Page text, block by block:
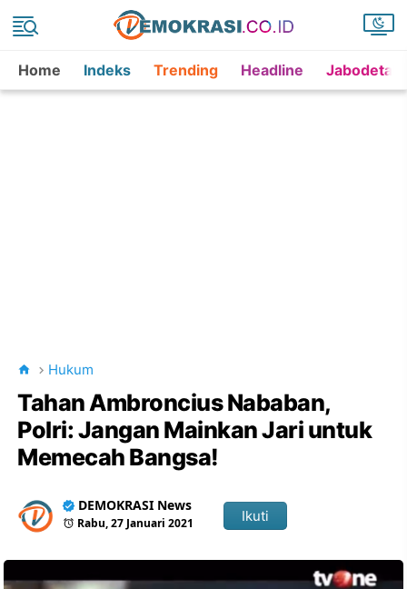
Home Indeks Trending Headline
Hukum
Tahan Ambroncius Nababan,
Polri: Jangan Mainkan Jari untuk
Memecah Bangsa!
DEMOKRASI News
Rabu, 27 Januari 2021 Ikuti